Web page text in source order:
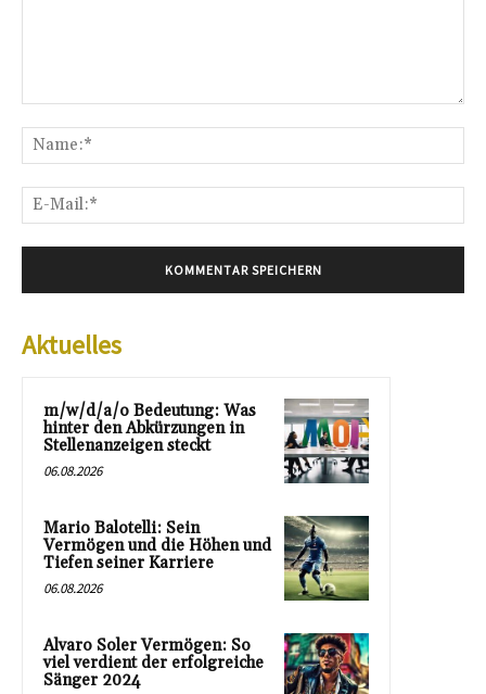
Aktuelles
m/w/d/a/o Bedeutung: Was
hinter den Abkürzungen in
Stellenanzeigen steckt
06.08.2026
Mario Balotelli: Sein
Vermögen und die Höhen und
Tiefen seiner Karriere
06.08.2026
Alvaro Soler Vermögen: So
viel verdient der erfolgreiche
Sänger 2024